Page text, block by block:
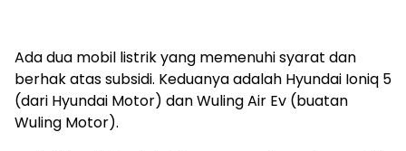
Ada dua mobil listrik yang memenuhi syarat dan
berhak atas subsidi. Keduanya adalah Hyundai Ioniq 5
(dari Hyundai Motor) dan Wuling Air Ev (buatan
Wuling Motor).